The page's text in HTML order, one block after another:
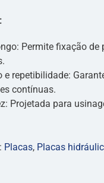
Permite fixação de
e repetibilidade:
contínuas.
Projetada para
Placas, Placas